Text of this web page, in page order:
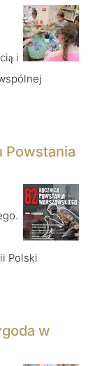
i
Powstania
Polski
w